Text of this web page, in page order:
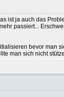
ist ja auch das
passiert...
bevor man
man sich nicht